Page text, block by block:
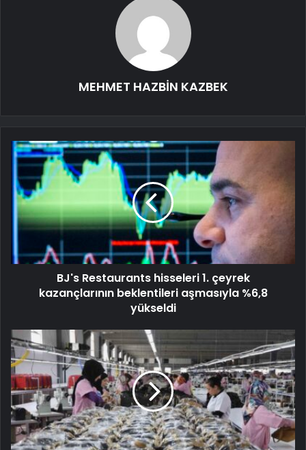
MEHMET HAZBİN KAZBEK
BJ's Restaurants hisseleri 1. çeyrek
kazançlarının beklentileri aşmasıyla %6,8
yükseldi